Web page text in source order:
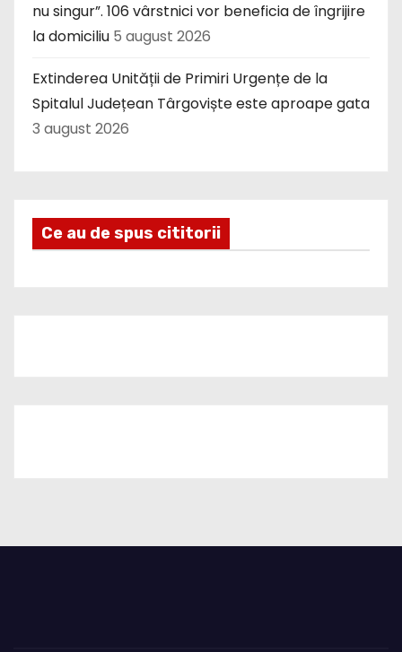
nu singur”. 106 vârstnici vor beneficia de îngrijire
la domiciliu 5 august 2026
Extinderea Unității de Primiri Urgențe de la
Spitalul Județean Târgoviște este aproape gata
3 august 2026
Ce au de spus cititorii